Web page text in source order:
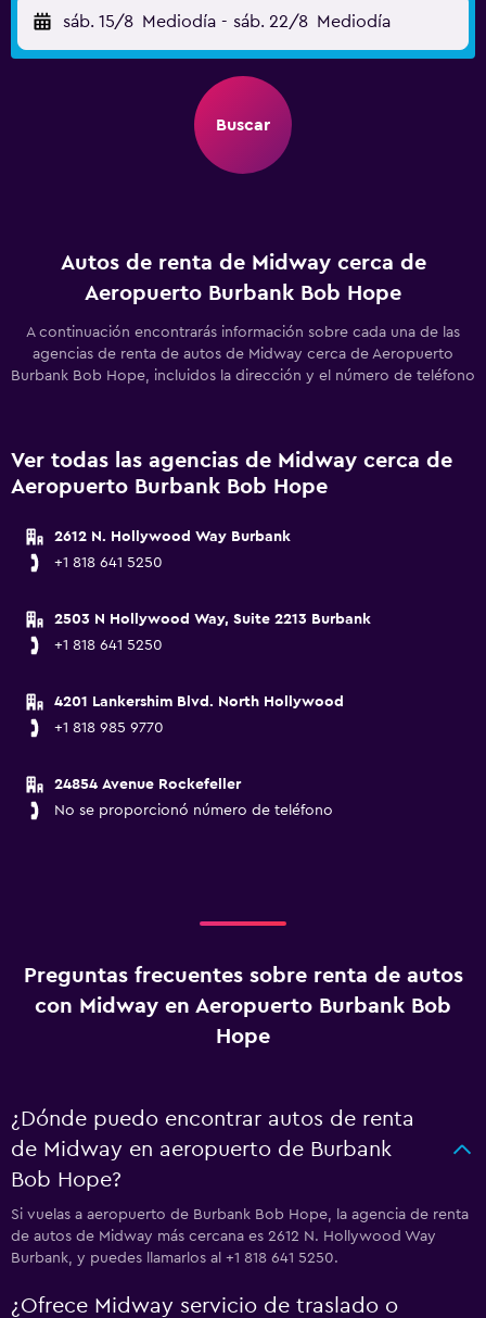
sáb. 15/8 Mediodía - sáb. 22/8 Mediodía
Buscar
Autos de renta de Midway cerca de
Aeropuerto Burbank Bob Hope
A continuación encontrarás información sobre cada una de las
agencias de renta de autos de Midway cerca de Aeropuerto
Burbank Bob Hope, incluidos la dirección y el número de teléfono
Ver todas las agencias de Midway cerca de
Aeropuerto Burbank Bob Hope
2612 N. Hollywood Way Burbank
+1 818 641 5250
2503 N Hollywood Way, Suite 2213 Burbank
+1 818 641 5250
4201 Lankershim Blvd. North Hollywood
+1 818 985 9770
24854 Avenue Rockefeller
No se proporcionó número de teléfono
Preguntas frecuentes sobre renta de autos
con Midway en Aeropuerto Burbank Bob
Hope
¿Dónde puedo encontrar autos de renta
de Midway en aeropuerto de Burbank
Bob Hope?
Si vuelas a aeropuerto de Burbank Bob Hope, la agencia de renta
de autos de Midway más cercana es 2612 N. Hollywood Way
Burbank, y puedes llamarlos al +1 818 641 5250.
¿Ofrece Midway servicio de traslado o